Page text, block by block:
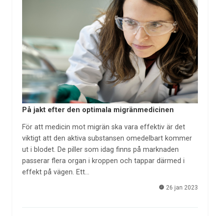
På jakt efter den optimala migränmedicinen
För att medicin mot migrän ska vara effektiv är det
viktigt att den aktiva substansen omedelbart kommer
ut i blodet. De piller som idag finns på marknaden
passerar flera organ i kroppen och tappar därmed i
effekt på vägen. Ett…
26 jan 2023